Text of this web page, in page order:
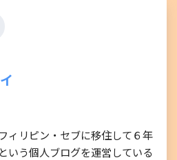
ィリピン・セブに移住して６年
いう個人ブログを運営している